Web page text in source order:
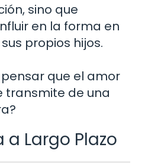
sino que
en la forma en
propios hijos.
que el amor
transmite de una
a Largo Plazo